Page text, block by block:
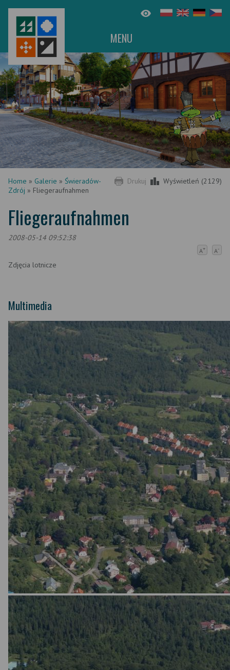
MENU
Drukuj Wyświetleń (2129)
Home » Galerie » Świeradów-
Zdrój » Fliegeraufnahmen
Fliegeraufnahmen
2008-05-14 09:52:38
A+ A-
Zdjęcia lotnicze
Multimedia